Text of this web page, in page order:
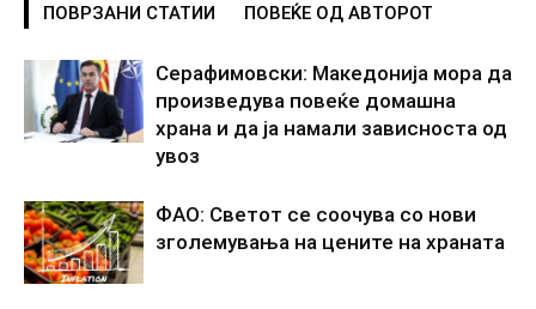
ПОВРЗАНИ СТАТИИ ПОВЕЌЕ ОД АВТОРОТ
Серафимовски: Македонија мора да
произведува повеќе домашна
храна и да ја намали зависноста од
увоз
ФАО: Светот се соочува со нови
зголемувања на цените на храната